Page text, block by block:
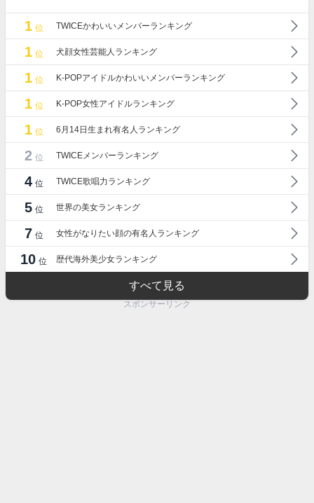
1 位 TWICEかわいいメンバーランキング
1 位 犬顔女性芸能人ランキング
1 位 K-POPアイドルかわいいメンバーランキング
1 位 K-POP女性アイドルランキング
1 位 6月14日生まれ有名人ランキング
2 位 TWICEメンバーランキング
4 位 TWICE歌唱力ランキング
5 位 世界の美女ランキング
7 位 女性がなりたい顔の有名人ランキング
10 位 歴代海外美少女ランキング
すべて見る
スポンサーリンク